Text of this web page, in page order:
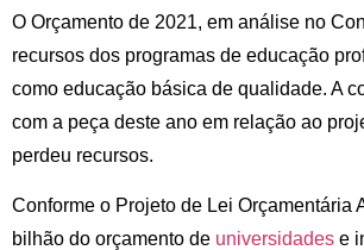
O Orçamento de 2021, em análise no
recursos dos programas de educação
como educação básica de qualidade. A
com a peça deste ano em relação ao
perdeu recursos.
Conforme o Projeto de Lei Orçamentária
bilhão do orçamento de universidades e